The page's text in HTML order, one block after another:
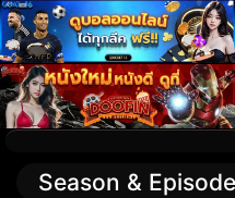
Season & Episode